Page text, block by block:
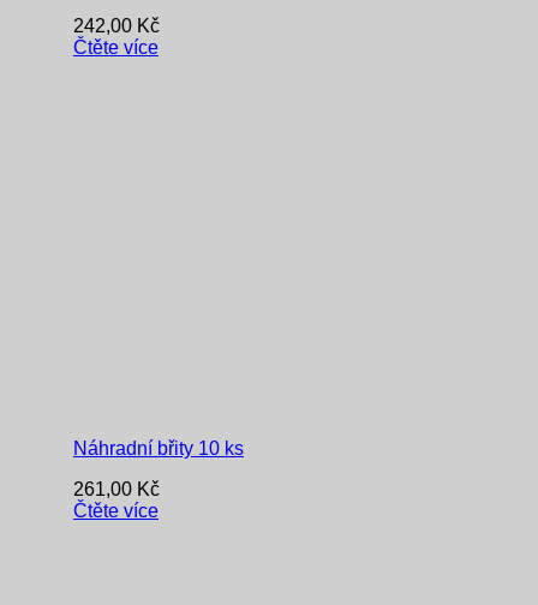
242,00 Kč
Čtěte více
Náhradní břity 10 ks
261,00 Kč
Čtěte více